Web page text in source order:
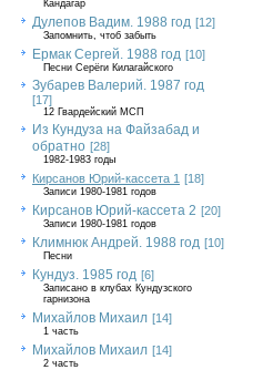
Кандагар
Дулепов Вадим. 1988 год [12]
Запомнить, чтоб забыть
Ермак Сергей. 1988 год [10]
Песни Серёги Килагайского
Зубарев Валерий. 1987 год
[17]
12 Гвардейский МСП
Из Кундуза на Файзабад и
обратно [28]
1982-1983 годы
Кирсанов Юрий-кассета 1 [18]
Записи 1980-1981 годов
Кирсанов Юрий-кассета 2 [20]
Записи 1980-1981 годов
Климнюк Андрей. 1988 год [10]
Песни
Кундуз. 1985 год [6]
Записано в клубах Кундузского
гарнизона
Михайлов Михаил [14]
1 часть
Михайлов Михаил [14]
2 часть